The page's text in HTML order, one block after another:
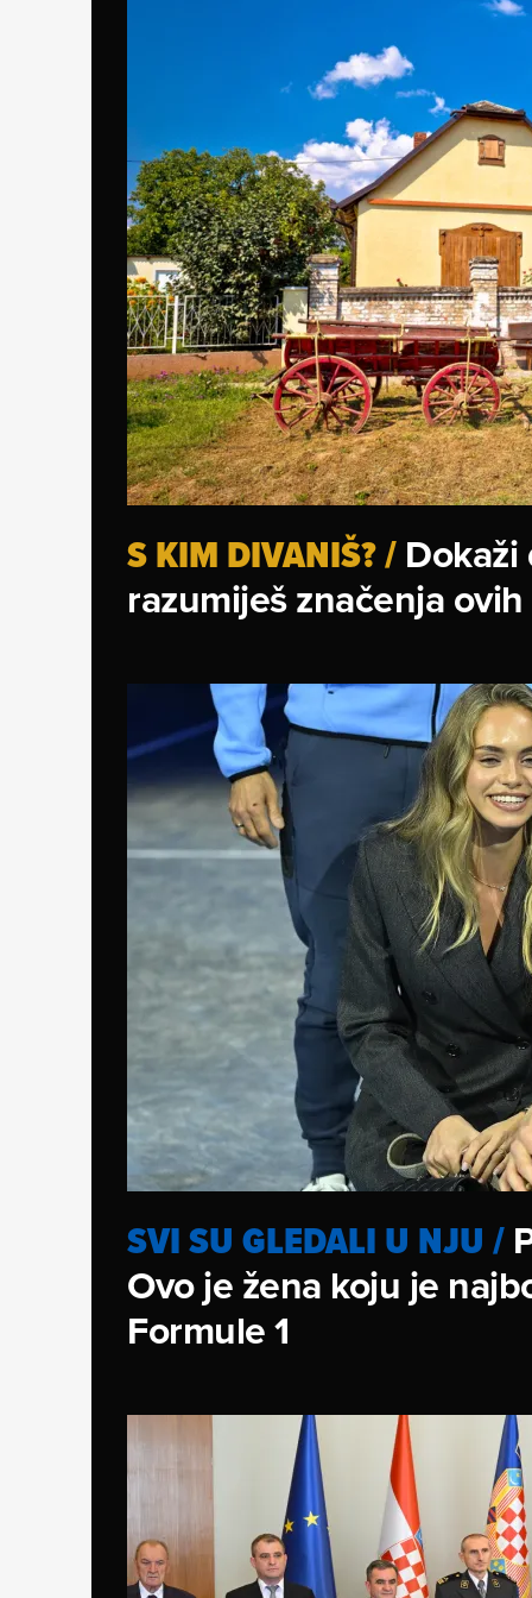
S KIM DIVANIŠ?/Dokaži
razumiješ značenja
SVI SU GLEDALI U NJU/
Ovo je žena koju je
Formule 1